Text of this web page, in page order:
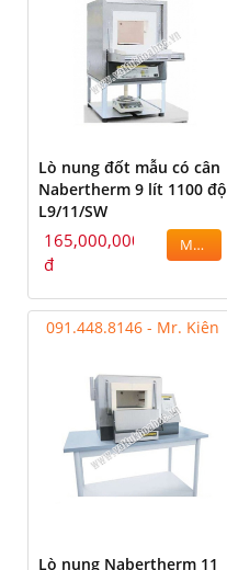
Lò nung đốt mẫu có cân
Nabertherm 9 lít 1100 độ
L9/11/SW
165,000,000
đ
MUA
091.448.8146 - Mr. Kiên
Lò nung Nabertherm 11